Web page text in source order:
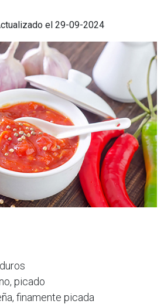
el 29-09-2024
picado
finamente picada